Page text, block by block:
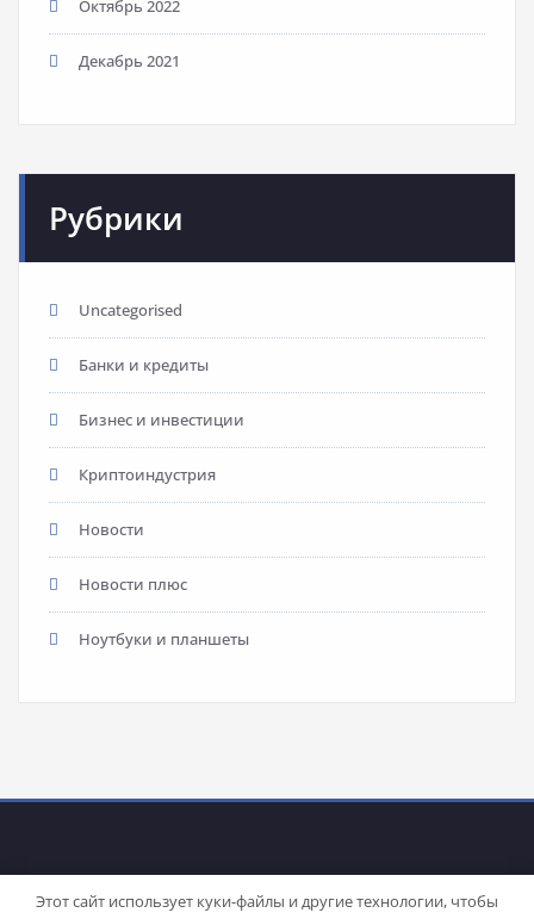
Октябрь 2022
Декабрь 2021
Рубрики
Uncategorised
Банки и кредиты
Бизнес и инвестиции
Криптоиндустрия
Новости
Новости плюс
Ноутбуки и планшеты
Этот сайт использует куки-файлы и другие технологии, чтобы